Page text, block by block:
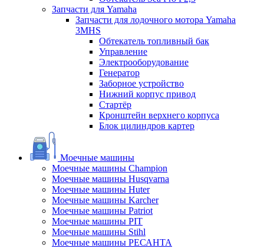
Запчасти для Yamaha
Запчасти для лодочного мотора Yamaha
3MHS
Обтекатель топливный бак
Управление
Электрооборудование
Генератор
Заборное устройство
Нижний корпус привод
Стартёр
Кронштейн верхнего корпуса
Блок цилиндров картер
Моечные машины
Моечные машины Champion
Моечные машины Husqvarna
Моечные машины Huter
Моечные машины Karcher
Моечные машины Patriot
Моечные машины PIT
Моечные машины Stihl
Моечные машины РЕСАНТА